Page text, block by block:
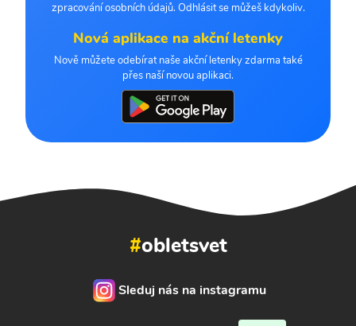
zpracování osobních údajů. Odhlásit se můžeš kdykoliv.
Nová aplikace na akční letenky
Nově můžete odebírat naše akční letenky zdarma také
přes naší novou aplikaci.
#obletsvet
Sleduj nás na instagramu